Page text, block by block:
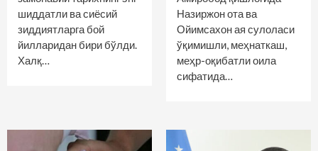
шиддатли ва сиёсий
зиддиятларга бой
йилларидан бири бўлди.
Халқ…
Назиржон ота ва
Ойимсахон ая сулоласи
ўқимишли, меҳнаткаш,
меҳр-оқибатли оила
сифатида…